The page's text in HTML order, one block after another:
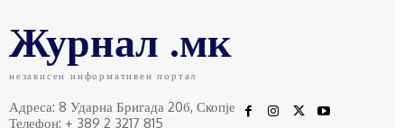
Журнал .мк
независен информативен портал
Адреса: 8 Ударна Бригада 20б, Скопје
Телефон: + 389 2 3217 815